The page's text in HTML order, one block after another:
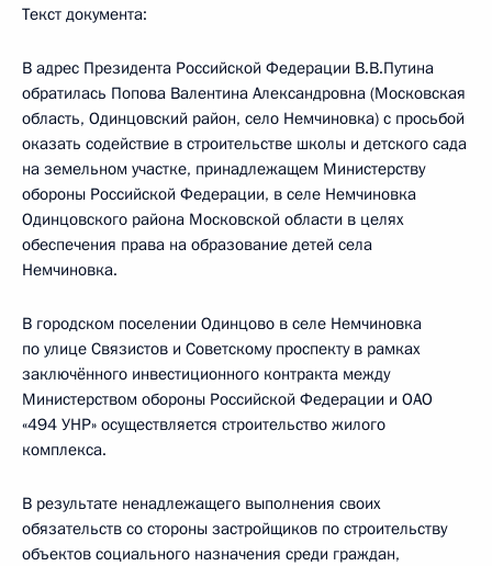
Текст документа:
В адрес Президента Российской Федерации В.В.Путина
обратилась Попова Валентина Александровна (Московская
область, Одинцовский район, село Немчиновка) с просьбой
оказать содействие в строительстве школы и детского сада
на земельном участке, принадлежащем Министерству
обороны Российской Федерации, в селе Немчиновка
Одинцовского района Московской области в целях
обеспечения права на образование детей села
Немчиновка.
В городском поселении Одинцово в селе Немчиновка
по улице Связистов и Советскому проспекту в рамках
заключённого инвестиционного контракта между
Министерством обороны Российской Федерации и ОАО
«494 УНР» осуществляется строительство жилого
комплекса.
В результате ненадлежащего выполнения своих
обязательств со стороны застройщиков по строительству
объектов социального назначения среди граждан,